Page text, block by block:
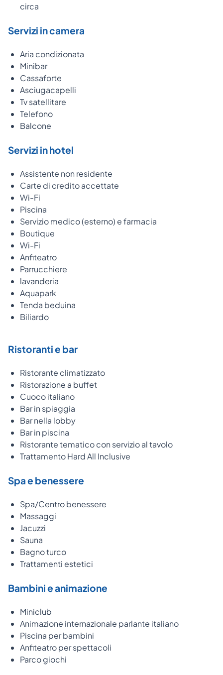
circa
Servizi in camera
Aria condizionata
Minibar
Cassaforte
Asciugacapelli
Tv satellitare
Telefono
Balcone
Servizi in hotel
Assistente non residente
Carte di credito accettate
Wi-Fi
Piscina
Servizio medico (esterno) e farmacia
Boutique
Wi-Fi
Anfiteatro
Parrucchiere
lavanderia
Aquapark
Tenda beduina
Biliardo
Ristoranti e bar
Ristorante climatizzato
Ristorazione a buffet
Cuoco italiano
Bar in spiaggia
Bar nella lobby
Bar in piscina
Ristorante tematico con servizio al tavolo
Trattamento Hard All Inclusive
Spa e benessere
Spa/Centro benessere
Massaggi
Jacuzzi
Sauna
Bagno turco
Trattamenti estetici
Bambini e animazione
Miniclub
Animazione internazionale parlante italiano
Piscina per bambini
Anfiteatro per spettacoli
Parco giochi